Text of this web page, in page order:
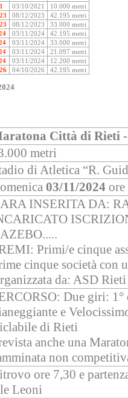
03/10/2021
10.000 metri
08/12/2023
42.195 metri
08/12/2023
33.000 metri
03/11/2024
42.195 metri
03/11/2024
33.000 metri
03/11/2024
21.097 metri
03/11/2024
12.200 metri
04/10/2026 42.195 metri
Città di Rieti
metri
di Atletica “R.
03/11/2024
INSERITA DA:
Primi/e cinque
cinque società con
da: ASD
Due giri:
e
di Rieti
anche una
non
ore 7,30 e
Leoni